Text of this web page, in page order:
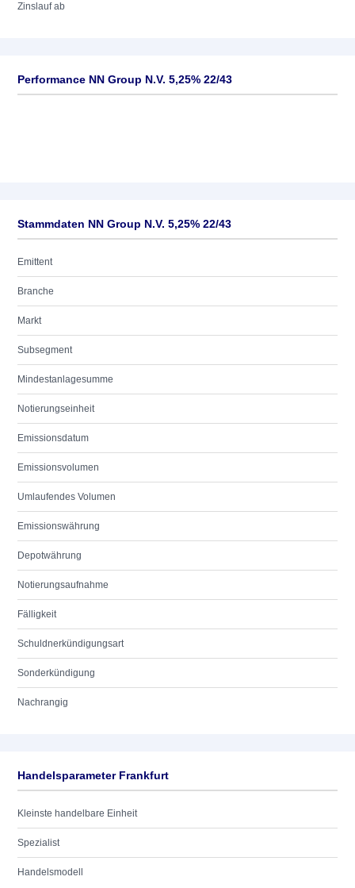
Zinslauf ab
Performance NN Group N.V. 5,25% 22/43
Stammdaten NN Group N.V. 5,25% 22/43
Emittent
Branche
Markt
Subsegment
Mindestanlagesumme
Notierungseinheit
Emissionsdatum
Emissionsvolumen
Umlaufendes Volumen
Emissionswährung
Depotwährung
Notierungsaufnahme
Fälligkeit
Schuldnerkündigungsart
Sonderkündigung
Nachrangig
Handelsparameter Frankfurt
Kleinste handelbare Einheit
Spezialist
Handelsmodell